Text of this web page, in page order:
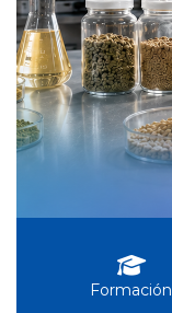
Formación